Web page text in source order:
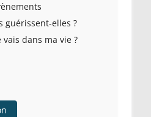
guérissent-elles ?
dans ma vie ?